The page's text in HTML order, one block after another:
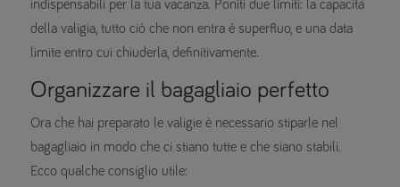
indispensabili per la tua vacanza. Poniti due limiti: la capacità
della valigia, tutto ciò che non entra è superfluo, e una data
limite entro cui chiuderla, definitivamente.
Organizzare il bagagliaio perfetto
Ora che hai preparato le valigie è necessario stiparle nel
bagagliaio in modo che ci stiano tutte e che siano stabili.
Ecco qualche consiglio utile: